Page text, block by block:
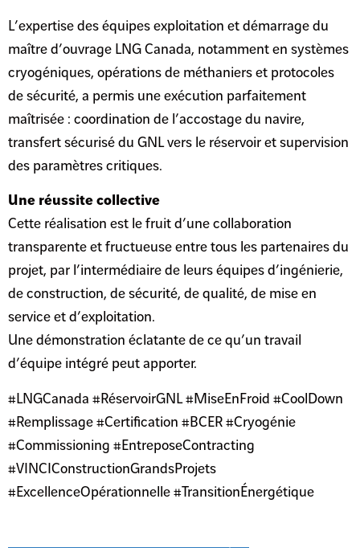
L’expertise des équipes exploitation et démarrage du
maître d’ouvrage LNG Canada, notamment en systèmes
cryogéniques, opérations de méthaniers et protocoles
de sécurité, a permis une exécution parfaitement
maîtrisée : coordination de l’accostage du navire,
transfert sécurisé du GNL vers le réservoir et supervision
des paramètres critiques.
Une réussite collective
Cette réalisation est le fruit d’une collaboration
transparente et fructueuse entre tous les partenaires du
projet, par l’intermédiaire de leurs équipes d’ingénierie,
de construction, de sécurité, de qualité, de mise en
service et d’exploitation.
Une démonstration éclatante de ce qu’un travail
d’équipe intégré peut apporter.
#LNGCanada #RéservoirGNL #MiseEnFroid #CoolDown
#Remplissage #Certification #BCER #Cryogénie
#Commissioning #EntreposeContracting
#VINCIConstructionGrandsProjets
#ExcellenceOpérationnelle #TransitionÉnergétique